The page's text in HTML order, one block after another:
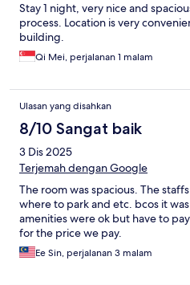
Stay 1 night, very nice and
process. Location is very
building.
Qi Mei, perjalanan 1 malam
Ulasan yang disahkan
8/10 Sangat baik
3 Dis 2025
Terjemah dengan Google
The room was spacious. The
where to park and etc. bcos it
amenities were ok but have to
for the price we pay.
Ee Sin, perjalanan 3 malam